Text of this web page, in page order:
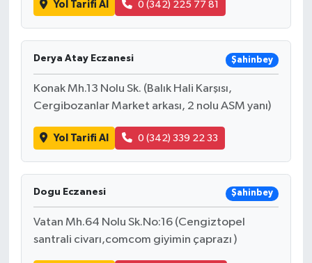
Yol Tarifi Al 0 (342) 225 77 81
Derya Atay Eczanesi Şahinbey
Konak Mh.13 Nolu Sk. (Balık Hali Karşısı,
Cergibozanlar Market arkası, 2 nolu ASM yanı)
Yol Tarifi Al 0 (342) 339 22 33
Dogu Eczanesi Şahinbey
Vatan Mh.64 Nolu Sk.No:16 (Cengiztopel
santrali civarı,comcom giyimin çaprazı )